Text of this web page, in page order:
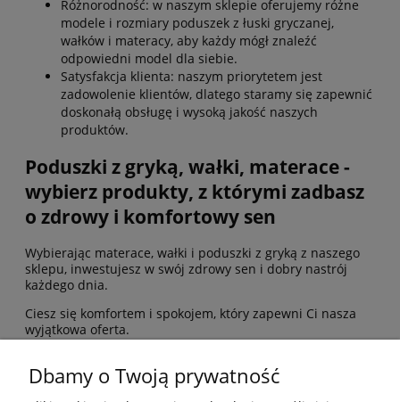
Różnorodność: w naszym sklepie oferujemy różne
modele i rozmiary poduszek z łuski gryczanej,
wałków i materacy, aby każdy mógł znaleźć
odpowiedni model dla siebie.
Satysfakcja klienta: naszym priorytetem jest
zadowolenie klientów, dlatego staramy się zapewnić
doskonałą obsługę i wysoką jakość naszych
produktów.
Poduszki z gryką, wałki, materace -
wybierz produkty, z którymi zadbasz
o zdrowy i komfortowy sen
Wybierając materace, wałki i poduszki z gryką z naszego
sklepu, inwestujesz w swój zdrowy sen i dobry nastrój
każdego dnia.
Ciesz się komfortem i spokojem, który zapewni Ci nasza
wyjątkowa oferta.
Dbamy o Twoją prywatność